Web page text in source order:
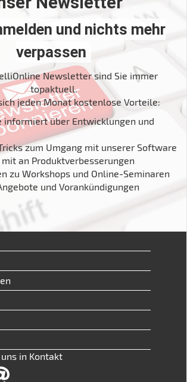
und nichts mehr
verpassen
Newsletter sind Sie immer
topaktuell.
jeden Monat kostenlose Vorteile:
informiert über Entwicklungen und
zum Umgang mit unserer Software
an Produktverbesserungen
zu Workshops und Online-Seminaren
und Vorankündigungen
in Kontakt